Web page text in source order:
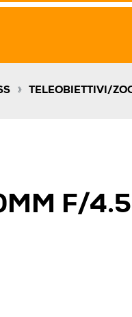
» TELEOBIETTIVI/
F/